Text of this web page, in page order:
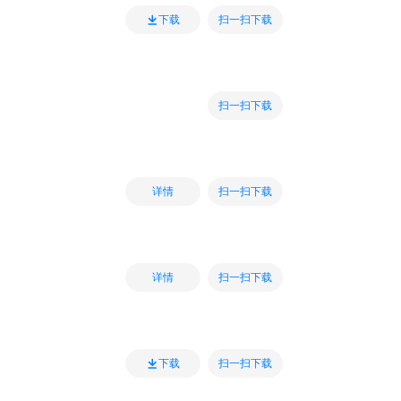
下载 扫一扫下载
扫一扫下载
详情 扫一扫下载
详情 扫一扫下载
下载 扫一扫下载